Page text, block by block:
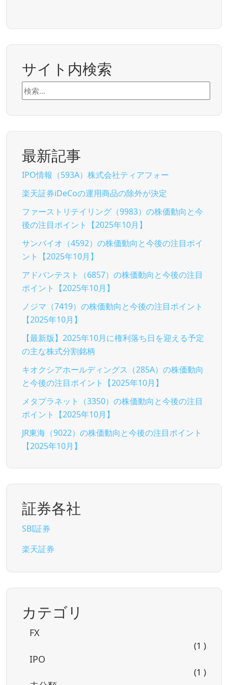
サイト内検索
検
索:
最新記事
IPO情報（593A）株式会社ティアフォー
楽天証券iDeCoの運用商品の除外が決定
ファーストリテイリング（9983）の株価動向と今
後の注目ポイント【2025年10月】
サンバイオ（4592）の株価動向と今後の注目ポイ
ント【2025年10月】
アドバンテスト（6857）の株価動向と今後の注目
ポイント【2025年10月】
ノジマ（7419）の株価動向と今後の注目ポイント
【2025年10月】
【最新版】2025年10月に権利落ち日を迎える予定
の主な株式分割銘柄
キオクシアホールディングス（285A）の株価動向
と今後の注目ポイント【2025年10月】
メタプラネット（3350）の株価動向と今後の注目
ポイント【2025年10月】
JR東海（9022）の株価動向と今後の注目ポイント
【2025年10月】
証券各社
SBI証券
楽天証券
カテゴリ
FX
(1 )
IPO
(1 )